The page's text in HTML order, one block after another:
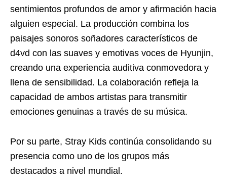
sentimientos profundos de amor y afirmación hacia
alguien especial. La producción combina los
paisajes sonoros soñadores característicos de
d4vd con las suaves y emotivas voces de Hyunjin,
creando una experiencia auditiva conmovedora y
llena de sensibilidad. La colaboración refleja la
capacidad de ambos artistas para transmitir
emociones genuinas a través de su música.
Por su parte, Stray Kids continúa consolidando su
presencia como uno de los grupos más
destacados a nivel mundial.